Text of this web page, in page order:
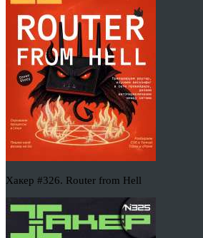
Хакер #326. Router from Hell